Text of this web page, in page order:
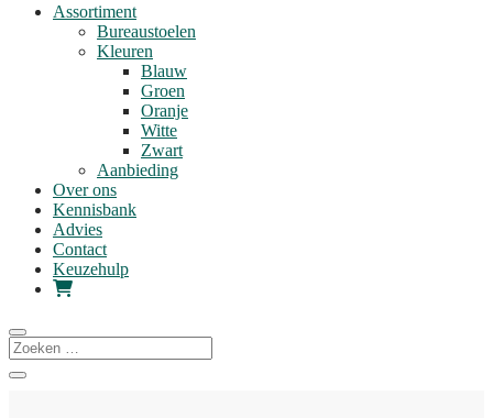
Assortiment
Bureaustoelen
Kleuren
Blauw
Groen
Oranje
Witte
Zwart
Aanbieding
Over ons
Kennisbank
Advies
Contact
Keuzehulp